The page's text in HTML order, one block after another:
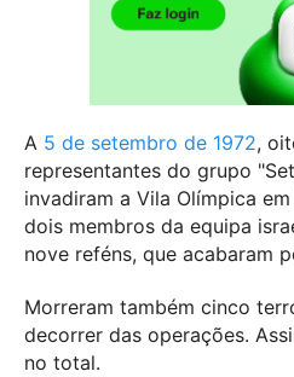
A 5 de setembro de 1972,
representantes do grupo
invadiram a Vila Olímpica
dois membros da equipa
nove reféns, que acabaram
Morreram também cinco
decorrer das operações.
no total.